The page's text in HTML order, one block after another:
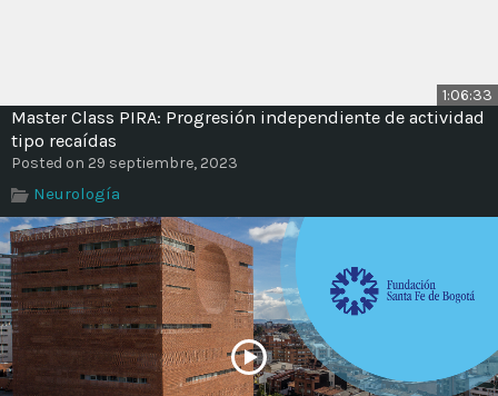
1:06:33
Master Class PIRA: Progresión independiente de actividad
tipo recaídas
Posted on 29 septiembre, 2023
Neurología